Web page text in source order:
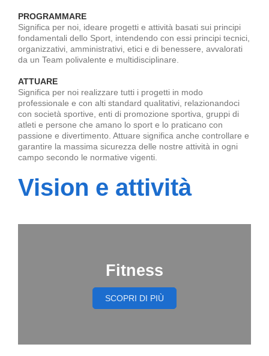
PROGRAMMARE
Significa per noi, ideare progetti e attività basati sui principi
fondamentali dello Sport, intendendo con essi principi tecnici,
organizzativi, amministrativi, etici e di benessere, avvalorati
da un Team polivalente e multidisciplinare.
ATTUARE
Significa per noi realizzare tutti i progetti in modo
professionale e con alti standard qualitativi, relazionandoci
con società sportive, enti di promozione sportiva, gruppi di
atleti e persone che amano lo sport e lo praticano con
passione e divertimento. Attuare significa anche controllare e
garantire la massima sicurezza delle nostre attività in ogni
campo secondo le normative vigenti.
Vision e attività
Fitness
SCOPRI DI PIÙ